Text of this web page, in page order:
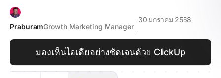
PraburamGrowth Marketing Manager
30 มกราคม 2568
มองเห็นไอเดียอย่างชัดเจนด้วย ClickUp